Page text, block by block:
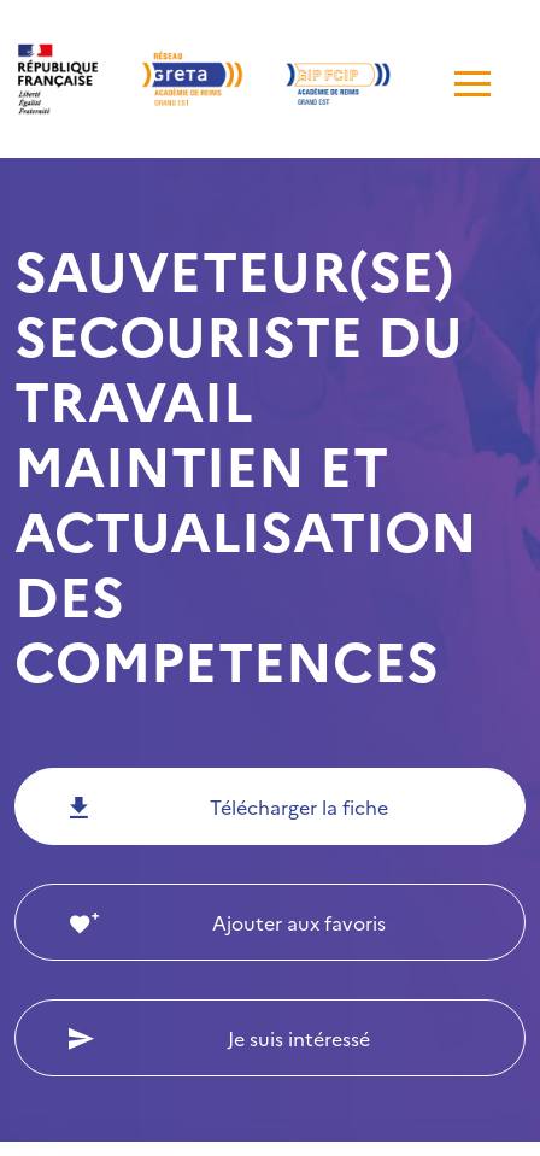
de
SAUVETEUR(SE)
SECOURISTE DU
TRAVAIL
MAINTIEN ET
ACTUALISATION
DES
COMPETENCES
Télécharger la fiche
Ajouter aux favoris
Je suis intéressé